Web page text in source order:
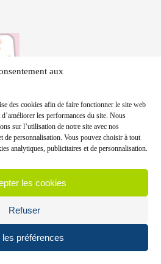
aux
des cookies afin de faire fonctionner le site web
les performances du site. Nous
sur l’utilisation de notre site avec nos
de personnalisation. Vous pouvez choisir à tout
analytiques, publicitaires et de personnalisation.
les cookies
Refuser
les préférences